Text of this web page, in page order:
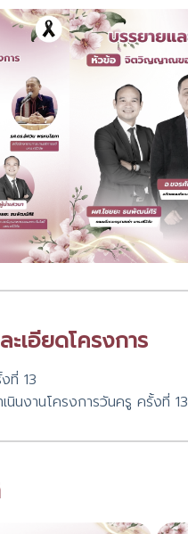
ะเอียดโครงการ
ที่ 13
นงานโครงการวันครู ครั้งที่ 13